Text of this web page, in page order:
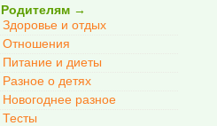
Родителям →
Здоровье и отдых
Отношения
Питание и диеты
Разное о детях
Новогоднее разное
Тесты